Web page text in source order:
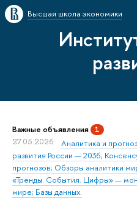
Высшая школа экономики
Важные объявления 1
27.05.2026
Аналитика и
развития России — 2036;
прогнозов; Обзоры аналитики
«Тренды. События. Цифры» —
мире; Базы данных.